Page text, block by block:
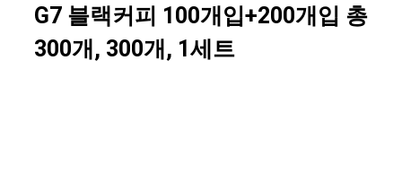
G7 블랙커피 100개입+200개입 총
300개, 300개, 1세트